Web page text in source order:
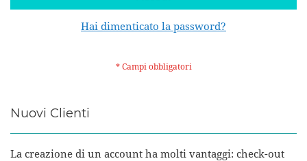
Hai dimenticato la password?
Nuovi Clienti
La creazione di un account ha molti vantaggi: check-out